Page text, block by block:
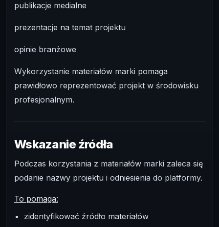
publikacje medialne
prezentacje na temat projektu
opinie branżowe
Wykorzystanie materiałów marki pomaga
prawidłowo reprezentować projekt w środowisku
profesjonalnym.
Wskazanie źródła
Podczas korzystania z materiałów marki zaleca się
podanie nazwy projektu i odniesienia do platformy.
To pomaga:
zidentyfikować źródło materiałów